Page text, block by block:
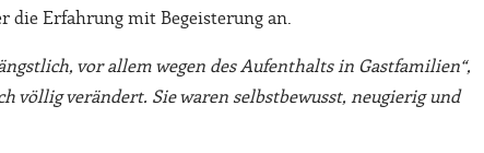
Erfahrung mit Begeisterung an.
vor allem wegen des Aufenthalts in Gastfamilien“,
völlig verändert. Sie waren selbstbewusst, neugierig und